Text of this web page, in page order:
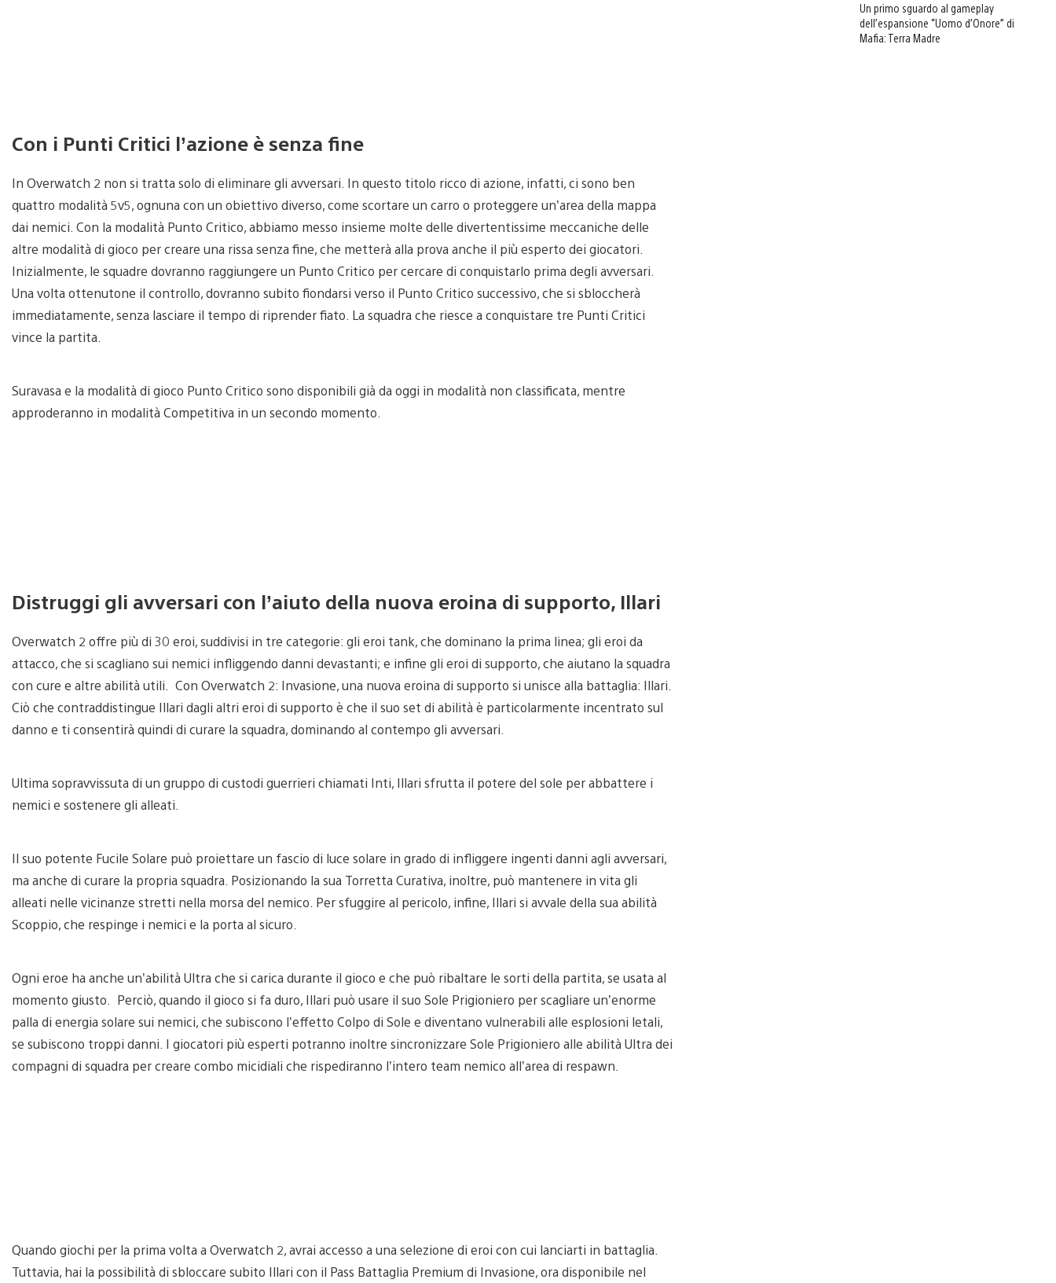
Con i Punti Critici l’azione è senza fine
In Overwatch 2 non si tratta solo di eliminare gli avversari. In questo titolo ricco di azione, infatti, ci sono ben
quattro modalità 5v5, ognuna con un obiettivo diverso, come scortare un carro o proteggere un’area della mappa
dai nemici. Con la modalità Punto Critico, abbiamo messo insieme molte delle divertentissime meccaniche delle
altre modalità di gioco per creare una rissa senza fine, che metterà alla prova anche il più esperto dei giocatori.
Inizialmente, le squadre dovranno raggiungere un Punto Critico per cercare di conquistarlo prima degli avversari.
Una volta ottenutone il controllo, dovranno subito fiondarsi verso il Punto Critico successivo, che si sbloccherà
immediatamente, senza lasciare il tempo di riprender fiato. La squadra che riesce a conquistare tre Punti Critici
vince la partita.
Suravasa e la modalità di gioco Punto Critico sono disponibili già da oggi in modalità non classificata, mentre
approderanno in modalità Competitiva in un secondo momento.
Distruggi gli avversari con l’aiuto della nuova eroina di supporto, Illari
Overwatch 2 offre più di 30 eroi, suddivisi in tre categorie: gli eroi tank, che dominano la prima linea; gli eroi da
attacco, che si scagliano sui nemici infliggendo danni devastanti; e infine gli eroi di supporto, che aiutano la squadra
con cure e altre abilità utili. Con Overwatch 2: Invasione, una nuova eroina di supporto si unisce alla battaglia: Illari.
Ciò che contraddistingue Illari dagli altri eroi di supporto è che il suo set di abilità è particolarmente incentrato sul
danno e ti consentirà quindi di curare la squadra, dominando al contempo gli avversari.
Ultima sopravvissuta di un gruppo di custodi guerrieri chiamati Inti, Illari sfrutta il potere del sole per abbattere i
nemici e sostenere gli alleati.
Il suo potente Fucile Solare può proiettare un fascio di luce solare in grado di infliggere ingenti danni agli avversari,
ma anche di curare la propria squadra. Posizionando la sua Torretta Curativa, inoltre, può mantenere in vita gli
alleati nelle vicinanze stretti nella morsa del nemico. Per sfuggire al pericolo, infine, Illari si avvale della sua abilità
Scoppio, che respinge i nemici e la porta al sicuro.
Ogni eroe ha anche un’abilità Ultra che si carica durante il gioco e che può ribaltare le sorti della partita, se usata al
momento giusto. Perciò, quando il gioco si fa duro, Illari può usare il suo Sole Prigioniero per scagliare un’enorme
palla di energia solare sui nemici, che subiscono l’effetto Colpo di Sole e diventano vulnerabili alle esplosioni letali,
se subiscono troppi danni. I giocatori più esperti potranno inoltre sincronizzare Sole Prigioniero alle abilità Ultra dei
compagni di squadra per creare combo micidiali che rispediranno l’intero team nemico all’area di respawn.
Quando giochi per la prima volta a Overwatch 2, avrai accesso a una selezione di eroi con cui lanciarti in battaglia.
Tuttavia, hai la possibilità di sbloccare subito Illari con il Pass Battaglia Premium di Invasione, ora disponibile nel
Un primo sguardo al gameplay
dell’espansione “Uomo d’Onore” di
Mafia: Terra Madre